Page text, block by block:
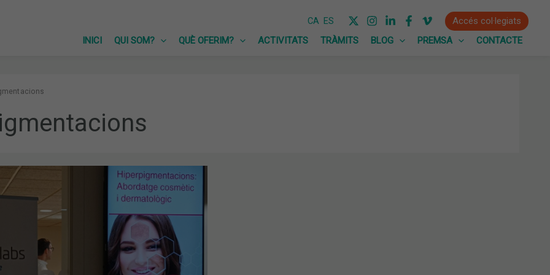
CA ES
Accés col·legiats
INICI
QUI SOM? QUÈ OFERIM? ACTIVITATS TRÀMITS BLOG PREMSA CONTACTE